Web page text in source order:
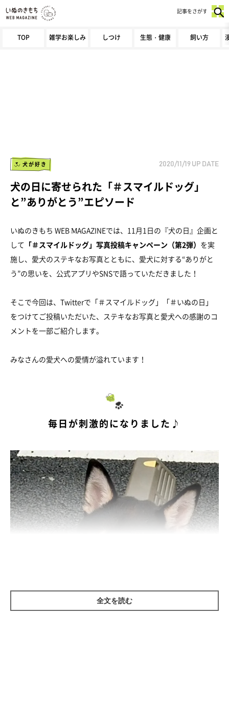
TOP 雑学お楽しみ しつけ 生態・健康 飼い方
記事をさがす
犬が好き 2020/11/19 UP DATE
犬の日に寄せられた「＃スマイルドッグ」
と”ありがとう”エピソード
いぬのきもち WEB MAGAZINEでは、11月1日の『犬の日』企画と
して 「＃スマイルドッグ」写真投稿キャンペーン（第2弾） を実
施し、愛犬のステキなお写真とともに、愛犬に対する“ありがと
う”の思いを、公式アプリやSNSで語っていただきました！
そこで今回は、Twitterで「＃スマイルドッグ」「＃いぬの日」
をつけてご投稿いただいた、ステキなお写真と愛犬への感謝のコ
メントを一部ご紹介します。
みなさんの愛犬への愛情が溢れています！
毎日が刺激的になりました♪
全文を読む